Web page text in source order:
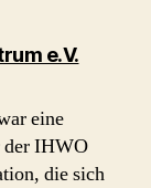
e.V.sagt:
eine
der IHWO
die sich